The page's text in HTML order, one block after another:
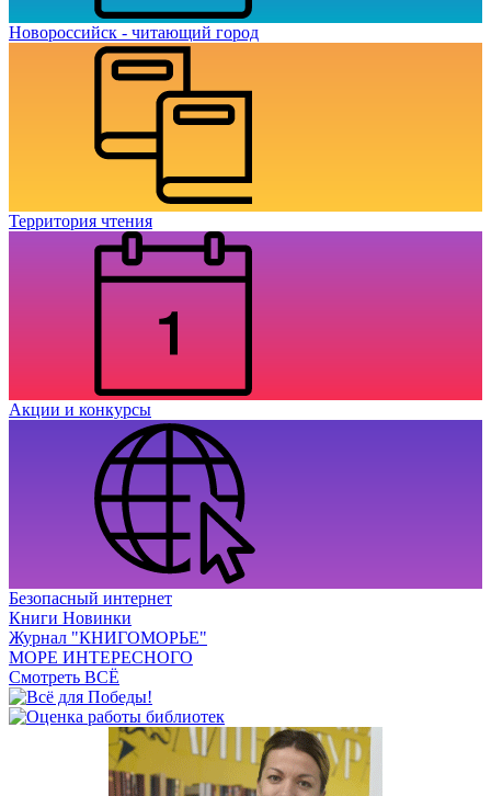
Новороссийск - читающий город
Территория чтения
Акции и конкурсы
Безопасный интернет
Книги Новинки
Журнал "КНИГОМОРЬЕ"
МОРЕ ИНТЕРЕСНОГО
Смотреть ВСЁ